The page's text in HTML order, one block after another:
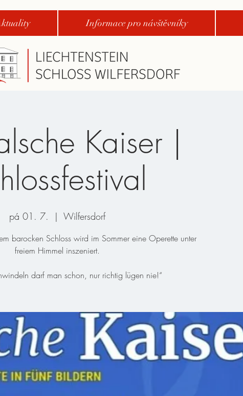
Informace pro návštěvníky
Kaiser |
pá 01. 7.
  |
Wilfersdorf
barocken Schloss wird im Sommer eine Operette unter
freiem Himmel inszeniert.